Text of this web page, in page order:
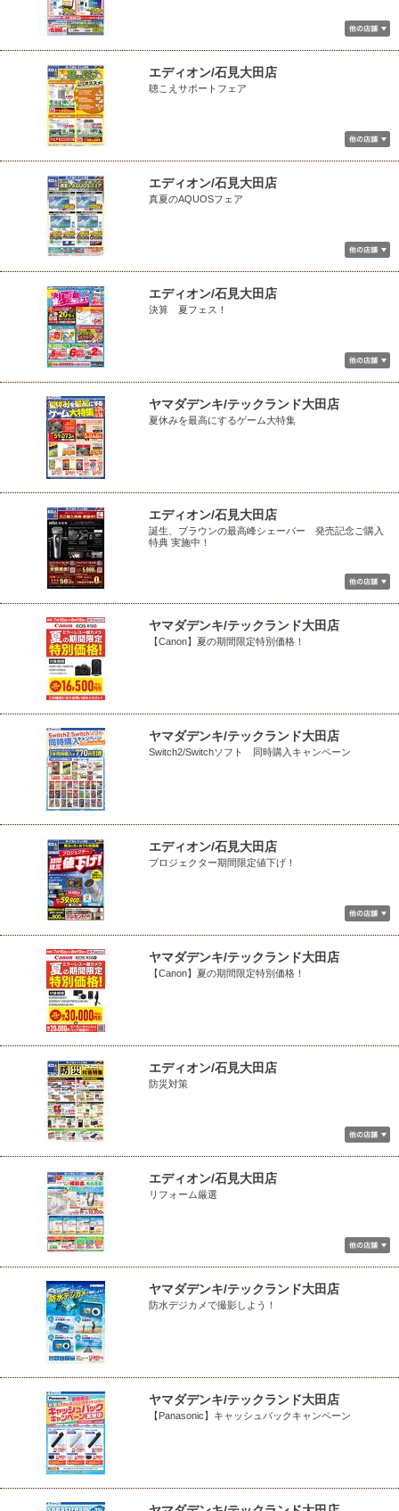
エディオン/石見大田店
聴こえサポートフェア
エディオン/石見大田店
真夏のAQUOSフェア
エディオン/石見大田店
決算 夏フェス！
ヤマダデンキ/テックランド大田店
夏休みを最高にするゲーム大特集
エディオン/石見大田店
誕生、ブラウンの最高峰シェーバー 発売記念ご購入
特典 実施中！
ヤマダデンキ/テックランド大田店
【Canon】夏の期間限定特別価格！
ヤマダデンキ/テックランド大田店
Switch2/Switchソフト 同時購入キャンペーン
エディオン/石見大田店
プロジェクター期間限定値下げ！
ヤマダデンキ/テックランド大田店
【Canon】夏の期間限定特別価格！
エディオン/石見大田店
防災対策
エディオン/石見大田店
リフォーム厳選
ヤマダデンキ/テックランド大田店
防水デジカメで撮影しよう！
ヤマダデンキ/テックランド大田店
【Panasonic】キャッシュバックキャンペーン